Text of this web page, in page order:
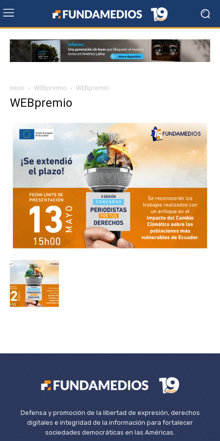
Inicio WEBpremio WEBpremio
WEBpremio
Defensa y promoción de la libertad de expresión, derechos
digitales e integridad de la información para fortalecer
sociedades democráticas en las Américas.